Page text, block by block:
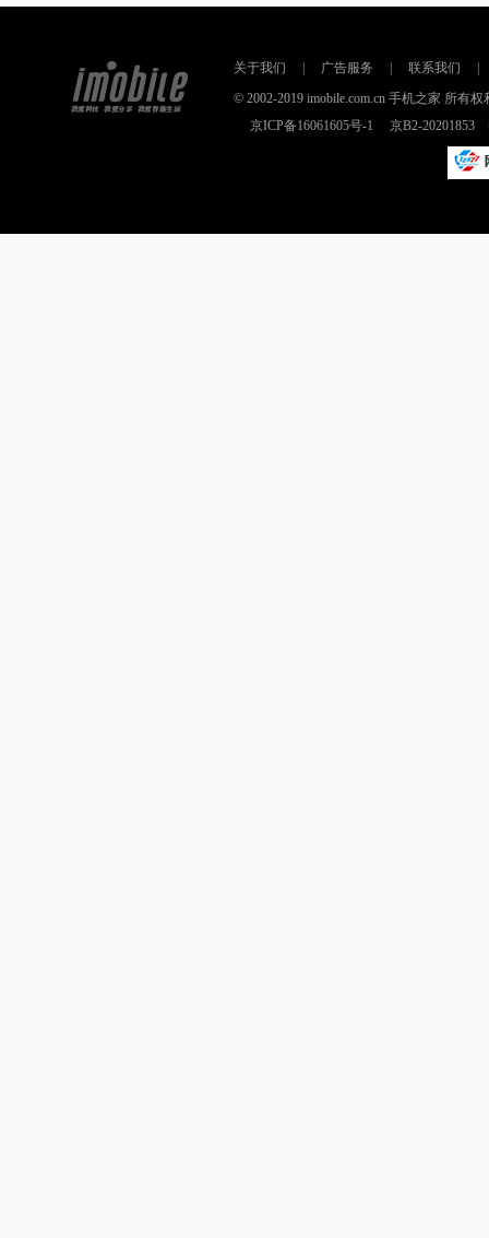
关于我们 广告服务 联系我们
© 2002-2019 imobile.com.cn 手机之家 所有
京ICP备16061605号-1
京B2-20201853